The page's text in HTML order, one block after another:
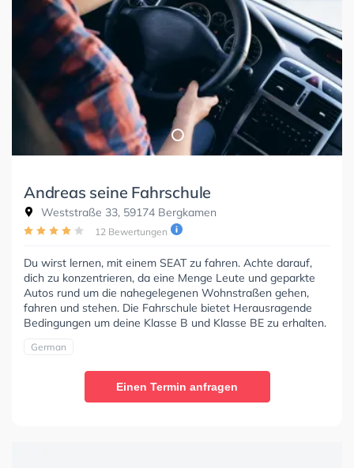
Andreas seine Fahrschule
Weststraße 33, 59174 Bergkamen
12 Bewertungen
Du wirst lernen, mit einem SEAT zu fahren. Achte darauf,
dich zu konzentrieren, da eine Menge Leute und geparkte
Autos rund um die nahegelegenen Wohnstraßen gehen,
fahren und stehen. Die Fahrschule bietet Herausragende
Bedingungen um deine Klasse B und Klasse BE zu erhalten.
German
Einen Termin anfragen